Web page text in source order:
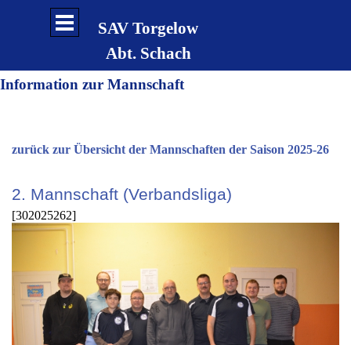
Direkt zum Seiteninhalt
SAV Torgelow
Abt. Schach
Menü überspringen
Information zur Mannschaft
zurück zur Übersicht der Mannschaften der Saison 2025-26
2. Mannschaft (Verbandsliga)
[302025262]